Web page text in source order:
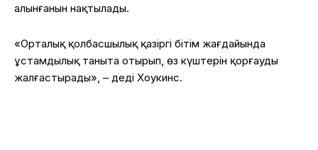
алынғанын нақтылады.
«Орталық қолбасшылық қазіргі бітім жағдайында
ұстамдылық таныта отырып, өз күштерін қорғауды
жалғастырады», – деді Хоукинс.